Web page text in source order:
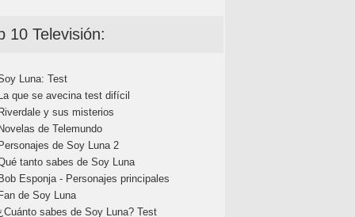
10 Televisión:
Luna: Test
que se avecina test difícil
y sus misterios
de Telemundo
de Soy Luna 2
tanto sabes de Soy Luna
Esponja - Personajes principales
de Soy Luna
sabes de Soy Luna? Test